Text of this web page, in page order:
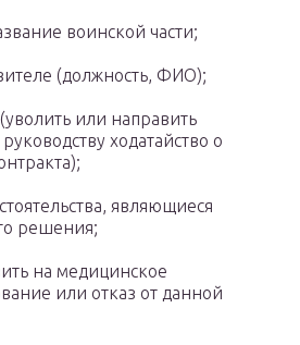
воинской части;
(должность, ФИО);
или направить
ходатайство о
являющиеся
решения;
на медицинское
или отказ от данной